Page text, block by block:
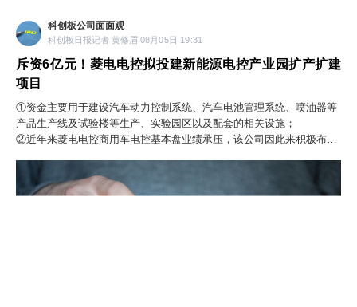
科创板公司面面观
科创板日报记者 黄修眉 08月05日 19:31
斥资6亿元！菱电电控拟投建新能源电控产业园扩产扩建
项目
①资金主要用于建设汽车动力控制系统、汽车电池管理系统、喷油器等
产品生产线及试验楼等生产、实验园区以及配套的相关设施；
②近年来菱电电控商用车电控基本盘业绩承压，该公司因此来积极布局